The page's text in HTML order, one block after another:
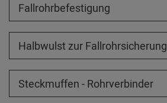
Fallrohrbefestigung
Halbwulst zur Fallrohrsicherung
Steckmuffen - Rohrverbinder